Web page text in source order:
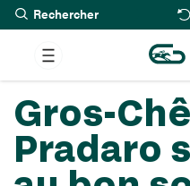
Rechercher
Gros-
Pradaro